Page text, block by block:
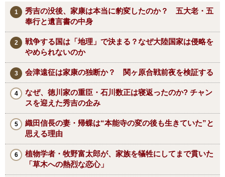
秀吉の没後、家康は本当に豹変したのか？ 五大老・五
奉行と遺言書の中身
戦争する国は「地理」で決まる？なぜ大陸国家は侵略を
やめられないのか
会津遠征は家康の独断か？ 関ヶ原合戦前夜を検証する
なぜ、徳川家の重臣・石川数正は寝返ったのか? チャン
スを迎えた秀吉の企み
織田信長の妻・帰蝶は“本能寺の変の後も生きていた”と
思える理由
植物学者・牧野富太郎が、家族を犠牲にしてまで貫いた
「草木への熱烈な恋心」